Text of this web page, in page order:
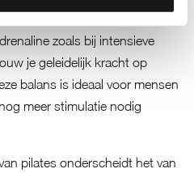
zoals bij intensieve
je geleidelijk kracht op
balans is ideaal voor mensen
meer stimulatie nodig
pilates onderscheidt het van